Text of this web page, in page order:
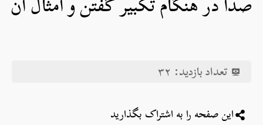
تعداد بازدید: ۳۲
این صفحه را به اشتراک بگذارید